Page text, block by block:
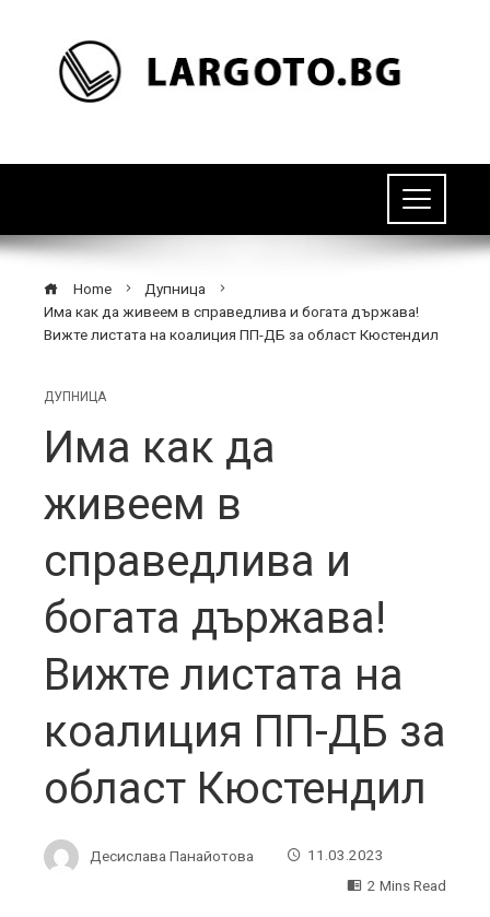
Home
Дупница
Има как да живеем в справедлива и богата държава!
Вижте листата на коалиция ПП-ДБ за област Кюстендил
ДУПНИЦА
Има как да
живеем в
справедлива и
богата държава!
Вижте листата на
коалиция ПП-ДБ за
област Кюстендил
Десислава Панайотова
11.03.2023
2 Mins Read